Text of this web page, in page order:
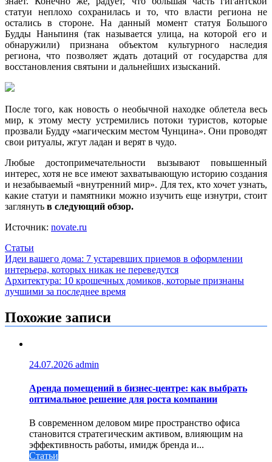
статуи неплохо сохранилась и то, что власти региона не
остались в стороне. На данный момент статуя Большого
Будды Наньпиня (так называется улица, на которой его и
обнаружили) признана объектом культурного наследия
региона, что позволяет ждать дотаций от государства для
восстановления святыни и дальнейших изысканий.
После того, как новость о необычной находке облетела весь
мир, к этому месту устремились потоки туристов, которые
прозвали Будду «магическим местом Чунцина». Они проводят
свои ритуалы, жгут ладан и верят в чудо.
Любые достопримечательности вызывают повышенный
интерес, хотя не все имеют захватывающую историю создания
и незабываемый «внутренний мир». Для тех, кто хочет узнать,
какие статуи и памятники можно изучить еще изнутри, стоит
заглянуть в следующий обзор.
Источник: novate.ru
Статьи
Навигация
по
записям
Идеи вашего дома: 7 устаревших приемов в оформлении
интерьера, которых никак не переведутся
Архитектура: 10 крошечных домиков, которые признаны
лучшими за последнее время
Похожие записи
24.07.2026 admin
Аренда помещений в бизнес‑центре: как выбрать
оптимальное решение для роста компании
В современном деловом мире пространство офиса
становится стратегическим активом, влияющим на
эффективность работы, имидж бренда и...
Статьи